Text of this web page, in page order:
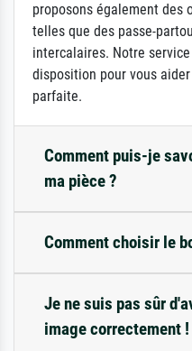
proposons également des
telles que des passe-
intercalaires. Notre
disposition pour vous
parfaite.
Comment puis-je
ma pièce ?
Comment choisir le
Je ne suis pas sûr
image correctement !